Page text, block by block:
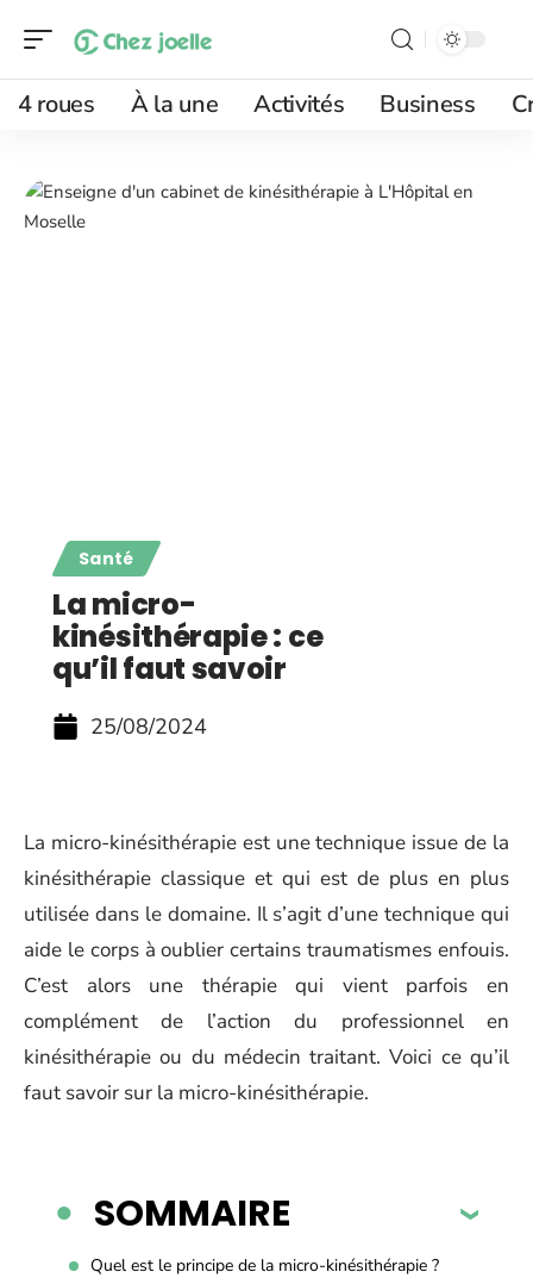
4 roues À la une Activités Business
Santé
La micro-
kinésithérapie : ce
qu’il faut savoir
25/08/2024
La micro-kinésithérapie est une technique issue de la
kinésithérapie classique et qui est de plus en plus
utilisée dans le domaine. Il s’agit d’une technique qui
aide le corps à oublier certains traumatismes enfouis.
C’est alors une thérapie qui vient parfois en
complément de l’action du professionnel en
kinésithérapie ou du médecin traitant. Voici ce qu’il
faut savoir sur la micro-kinésithérapie.
SOMMAIRE
Quel est le principe de la micro-kinésithérapie ?